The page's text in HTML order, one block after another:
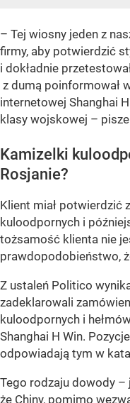
– Tej wiosny jeden z
firmy, aby potwierdzić
i dokładnie
z dumą poinformował
internetowej Shanghai
klasy wojskowej –
Kamizelki
Rosjanie?
Klient miał potwierdzić
kuloodpornych i
tożsamość klienta nie
prawdopodobieństwo,
Z ustaleń Politico
zadeklarowali
kuloodpornych i
Shanghai H Win.
odpowiadają tym w
Tego rodzaju dowody
że Chiny, pomimo